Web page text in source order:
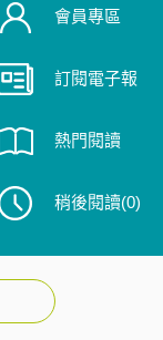
會員專區
訂閱電子報
熱門閱讀
稍後閱讀(0)